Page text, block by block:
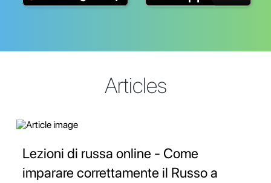
Articles
Lezioni di russa online - Come
imparare correttamente il Russo a